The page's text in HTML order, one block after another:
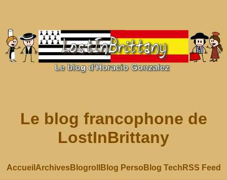
Le blog francophone de
LostInBrittany
Accueil ArchivesBlogroll Blog Perso Blog Tech RSS Feed